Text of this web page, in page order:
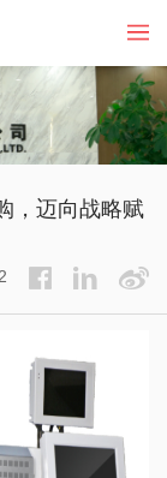
，迈向战略赋